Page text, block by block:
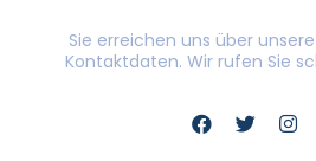
Sie erreichen uns über
Kontaktdaten. Wir rufen Sie